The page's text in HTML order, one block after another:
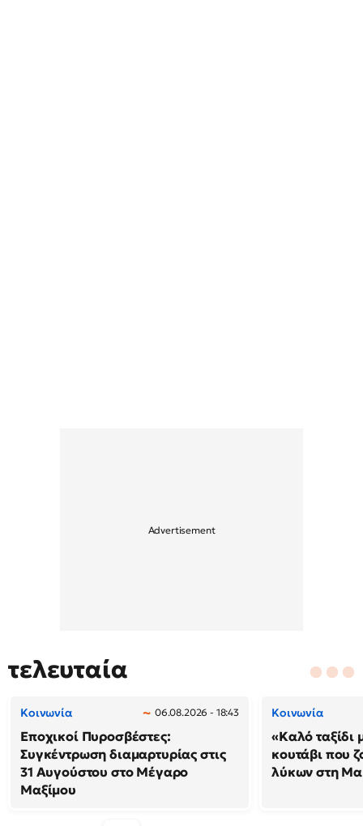
τελευταία
Κοινωνία 06.08.2026 - 18:43
Εποχικοί Πυροσβέστες:
Συγκέντρωση διαμαρτυρίας στις
31 Αυγούστου στο Μέγαρο
Μαξίμου
Κοινωνία
«Καλό ταξίδι
κουτάβι που
λύκων στη